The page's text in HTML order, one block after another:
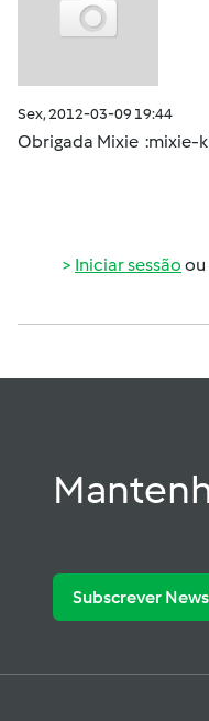
Sex, 2012-03-09 19:44
Obrigada Mixie :mixie-
Iniciar sessão ou
Subscrever